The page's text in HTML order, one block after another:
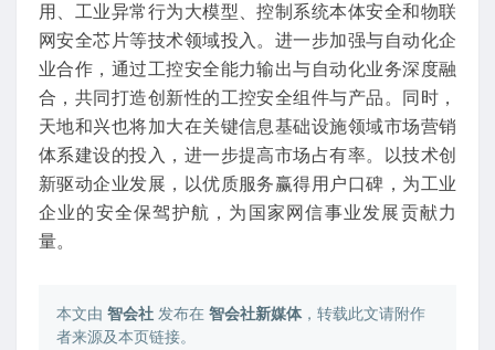
用、工业异常行为大模型、控制系统本体安全和物联
网安全芯片等技术领域投入。进一步加强与自动化企
业合作，通过工控安全能力输出与自动化业务深度融
合，共同打造创新性的工控安全组件与产品。同时，
天地和兴也将加大在关键信息基础设施领域市场营销
体系建设的投入，进一步提高市场占有率。以技术创
新驱动企业发展，以优质服务赢得用户口碑，为工业
企业的安全保驾护航，为国家网信事业发展贡献力
量。
本文由 智会社 发布在 智会社新媒体，转载此文请附作
者来源及本页链接。